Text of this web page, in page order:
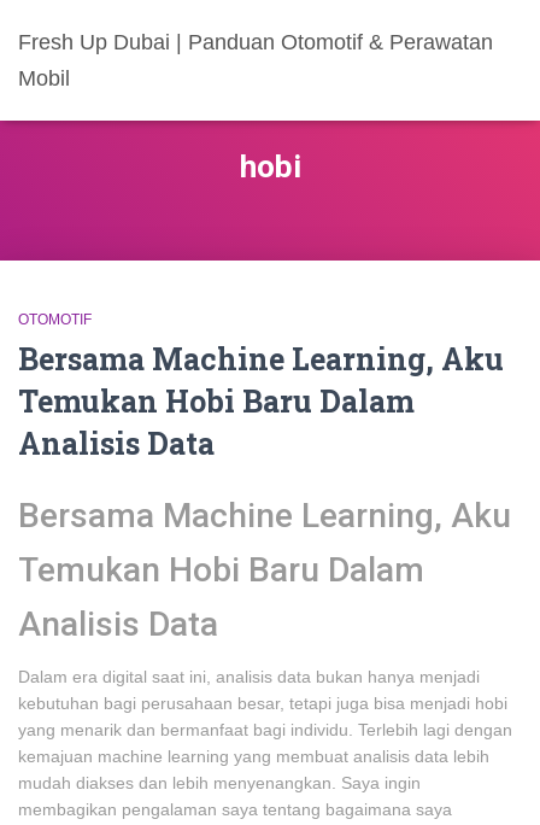
Fresh Up Dubai | Panduan Otomotif & Perawatan
Mobil
hobi
OTOMOTIF
Bersama Machine Learning, Aku
Temukan Hobi Baru Dalam
Analisis Data
Bersama Machine Learning, Aku
Temukan Hobi Baru Dalam
Analisis Data
Dalam era digital saat ini, analisis data bukan hanya menjadi
kebutuhan bagi perusahaan besar, tetapi juga bisa menjadi hobi
yang menarik dan bermanfaat bagi individu. Terlebih lagi dengan
kemajuan machine learning yang membuat analisis data lebih
mudah diakses dan lebih menyenangkan. Saya ingin
membagikan pengalaman saya tentang bagaimana saya